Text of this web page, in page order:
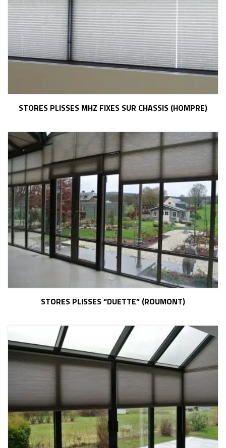
STORES PLISSES MHZ FIXES SUR CHASSIS (HOMPRE)
STORES PLISSES “DUETTE” (ROUMONT)